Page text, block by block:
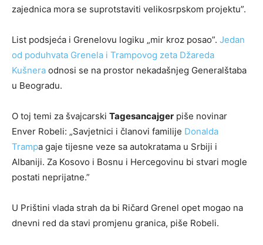
zajednica mora se suprotstaviti velikosrpskom projektu”.
List podsjeća i Grenelovu logiku „mir kroz posao”. Jedan
od poduhvata Grenela i Trampovog zeta Džareda
Kušnera odnosi se na prostor nekadašnjeg Generalštaba
u Beogradu.
O toj temi za švajcarski Tagesancajger piše novinar
Enver Robeli: „Savjetnici i članovi familije Donalda
Trampa gaje tijesne veze sa autokratama u Srbiji i
Albaniji. Za Kosovo i Bosnu i Hercegovinu bi stvari mogle
postati neprijatne.”
U Prištini vlada strah da bi Ričard Grenel opet mogao na
dnevni red da stavi promjenu granica, piše Robeli.